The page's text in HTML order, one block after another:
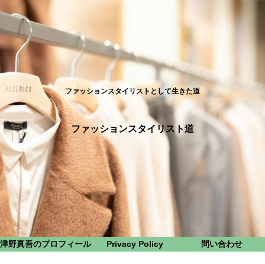
ファッションスタイリストとして生きた道
ファッションスタイリスト道
津野真吾のプロフィール Privacy Policy 問い合わせ